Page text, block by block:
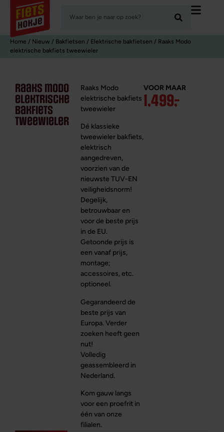
Home / Nieuw / Bakfietsen / Elektrische bakfietsen / Raaks Modo
elektrische bakfiets tweewieler
raaks modo
elektrische
bakfiets
tweewieler
Raaks Modo
elektrische bakfiets
tweewieler
Dé klassieke
tweewieler bakfiets,
elektrisch
aangedreven,
voorzien van de
nieuwste TUV-EN
veiligheidsnorm!
Degelijk,
betrouwbaar en
voor de beste prijs
in de EU.
Getoonde prijs is
een vanaf prijs,
montage;
accessoires, etc.
optioneel.
Gegarandeerd de
beste prijs van
Europa. Verder
zoeken heeft geen
nut!
Volledig
geassembleerd in
Nederland.
Kom gauw langs
voor een proefrit in
één van onze
filialen.
VOOR MAAR
1,499,
-